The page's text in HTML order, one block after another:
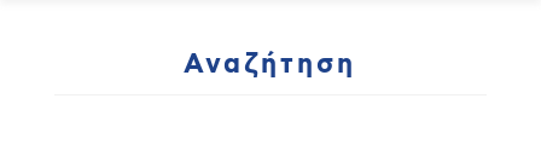
Αναζήτηση